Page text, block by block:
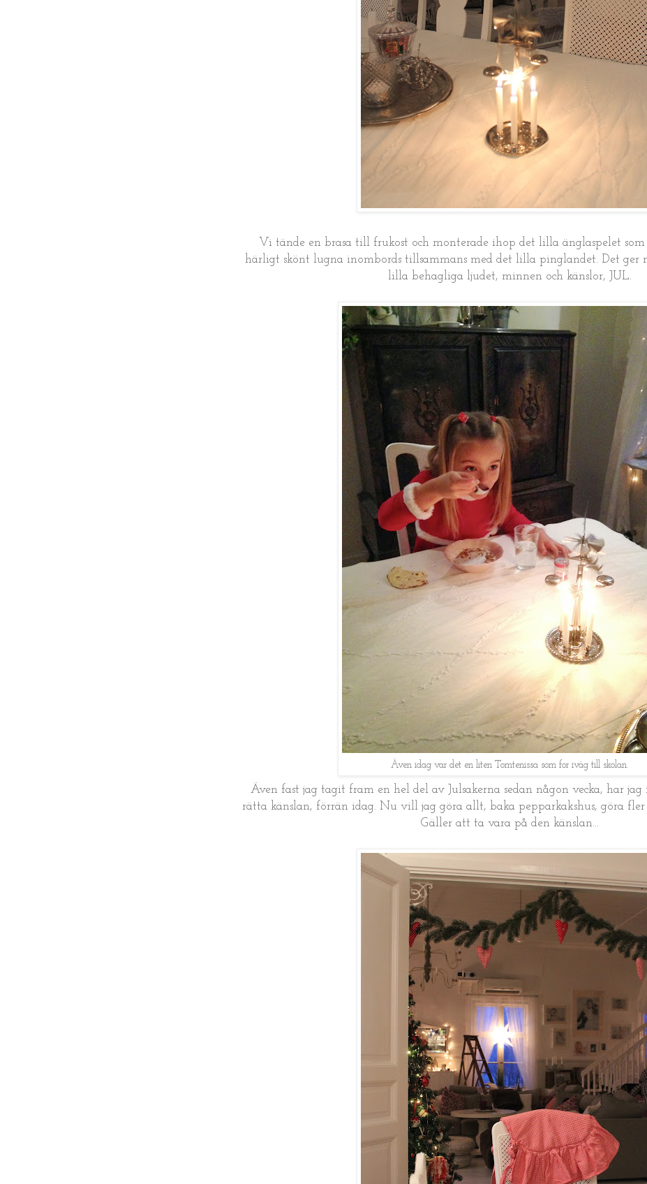
Vi tände en brasa till frukost och monterade ihop det lilla änglaspelet
härligt skönt lugna inombords tillsammans med det lilla pinglandet. Det ger
lilla behagliga ljudet, minnen och känslor, JUL.
Även idag var det en liten Tomtenissa som for iväg till skolan.
Även fast jag tagit fram en hel del av Julsakerna sedan någon vecka, har
rätta känslan, förrän idag. Nu vill jag göra allt, baka pepparkakshus, göra fler
Gäller att ta vara på den känslan...